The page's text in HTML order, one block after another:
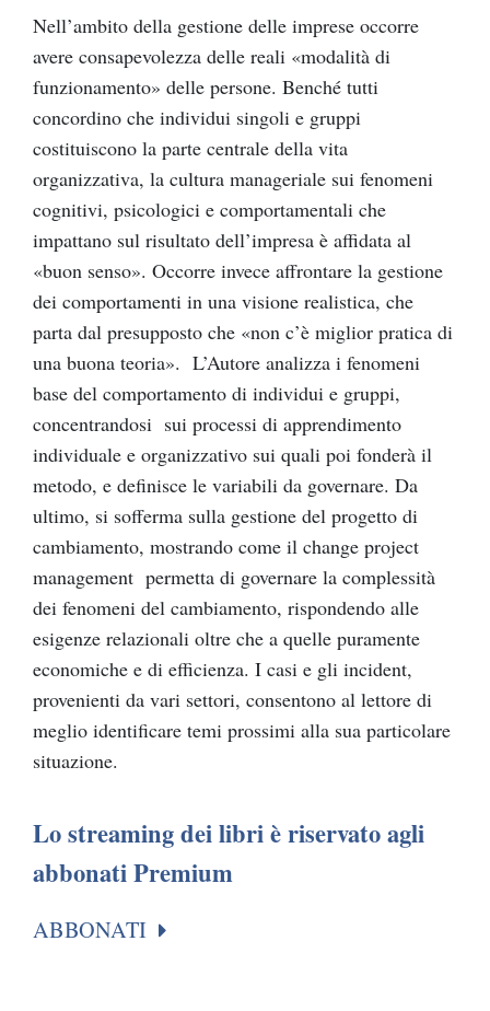
Nell’ambito della gestione delle imprese occorre
avere consapevolezza delle reali «modalità di
funzionamento» delle persone. Benché tutti
concordino che individui singoli e gruppi
costituiscono la parte centrale della vita
organizzativa, la cultura manageriale sui fenomeni
cognitivi, psicologici e comportamentali che
impattano sul risultato dell’impresa è affidata al
«buon senso». Occorre invece affrontare la gestione
dei comportamenti in una visione realistica, che
parta dal presupposto che «non c’è miglior pratica di
una buona teoria». L’Autore analizza i fenomeni
base del comportamento di individui e gruppi,
concentrandosi sui processi di apprendimento
individuale e organizzativo sui quali poi fonderà il
metodo, e definisce le variabili da governare. Da
ultimo, si sofferma sulla gestione del progetto di
cambiamento, mostrando come il change project
management permetta di governare la complessità
dei fenomeni del cambiamento, rispondendo alle
esigenze relazionali oltre che a quelle puramente
economiche e di efficienza. I casi e gli incident,
provenienti da vari settori, consentono al lettore di
meglio identificare temi prossimi alla sua particolare
situazione.
Lo streaming dei libri è riservato agli
abbonati Premium
ABBONATI